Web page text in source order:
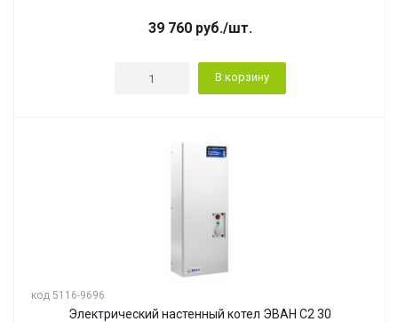
39 760руб./шт.
В корзину
код 5116-9696
Электрический настенный котел ЭВАН С2 30